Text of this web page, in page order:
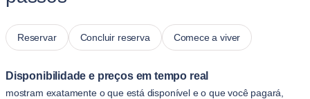
Reservar Concluir reserva Comece a viver
Disponibilidade e preços em tempo real
mostram exatamente o que está disponível e o que você pagará,